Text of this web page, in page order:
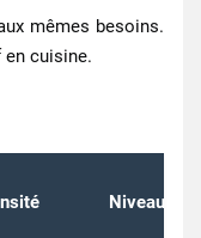
mêmes besoins.
en cuisine.
Niveau